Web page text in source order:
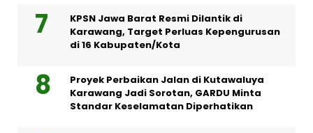
KPSN Jawa Barat Resmi Dilantik di
Karawang, Target Perluas Kepengurusan
di 16 Kabupaten/Kota
Proyek Perbaikan Jalan di Kutawaluya
Karawang Jadi Sorotan, GARDU Minta
Standar Keselamatan Diperhatikan